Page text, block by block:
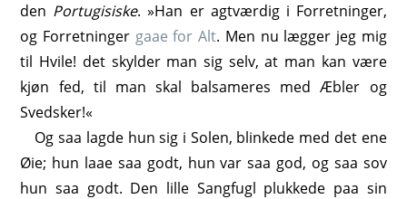
den Portugisiske. »Han er agtværdig i Forretninger,
og Forretninger gaae for Alt. Men nu lægger jeg mig
til Hvile! det skylder man sig selv, at man kan være
kjøn fed, til man skal balsameres med Æbler og
Svedsker!«
Og saa lagde hun sig i Solen, blinkede med det ene
Øie; hun laae saa godt, hun var saa god, og saa sov
hun saa godt. Den lille Sangfugl plukkede paa sin